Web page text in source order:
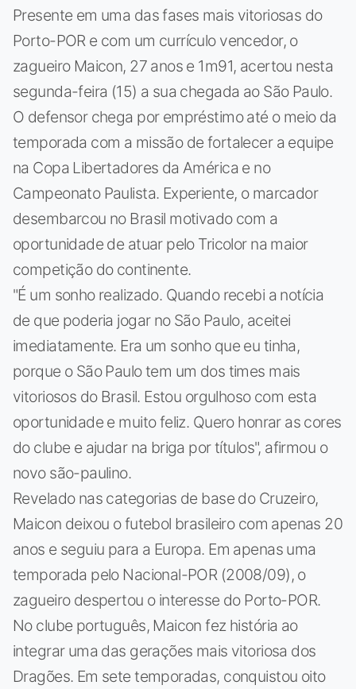
Presente em uma das fases mais vitoriosas do
Porto-POR e com um currículo vencedor, o
zagueiro Maicon, 27 anos e 1m91, acertou nesta
segunda-feira (15) a sua chegada ao São Paulo.
O defensor chega por empréstimo até o meio da
temporada com a missão de fortalecer a equipe
na Copa Libertadores da América e no
Campeonato Paulista. Experiente, o marcador
desembarcou no Brasil motivado com a
oportunidade de atuar pelo Tricolor na maior
competição do continente.
"É um sonho realizado. Quando recebi a notícia
de que poderia jogar no São Paulo, aceitei
imediatamente. Era um sonho que eu tinha,
porque o São Paulo tem um dos times mais
vitoriosos do Brasil. Estou orgulhoso com esta
oportunidade e muito feliz. Quero honrar as cores
do clube e ajudar na briga por títulos", afirmou o
novo são-paulino.
Revelado nas categorias de base do Cruzeiro,
Maicon deixou o futebol brasileiro com apenas 20
anos e seguiu para a Europa. Em apenas uma
temporada pelo Nacional-POR (2008/09), o
zagueiro despertou o interesse do Porto-POR.
No clube português, Maicon fez história ao
integrar uma das gerações mais vitoriosa dos
Dragões. Em sete temporadas, conquistou oito